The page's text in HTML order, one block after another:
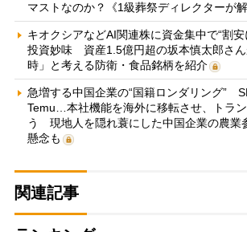
マストなのか？《1級葬祭ディレクターが解
キオクシアなどAI関連株に資金集中で“割
投資妙味 資産1.5億円超の坂本慎太郎さ
時」と考える防衛・食品銘柄を紹介
急増する中国企業の“国籍ロンダリング”
Temu…本社機能を海外に移転させ、トラ
う 現地人を隠れ蓑にした中国企業の農業
懸念も
関連記事